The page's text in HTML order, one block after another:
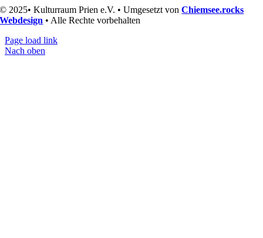
© 2025• Kulturraum Prien e.V. • Umgesetzt vonChiemsee.rocks
Webdesign • Alle Rechte vorbehalten
Page load link
Nach oben